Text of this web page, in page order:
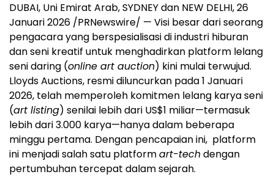
DUBAI, Uni Emirat Arab, SYDNEY dan NEW DELHI, 26
Januari 2026 /PRNewswire/ — Visi besar dari seorang
pengacara yang berspesialisasi di industri hiburan
dan seni kreatif untuk menghadirkan platform lelang
seni daring (online art auction) kini mulai terwujud.
Lloyds Auctions, resmi diluncurkan pada 1 Januari
2026, telah memperoleh komitmen lelang karya seni
(art listing) senilai lebih dari US$1 miliar—termasuk
lebih dari 3.000 karya—hanya dalam beberapa
minggu pertama. Dengan pencapaian ini, platform
ini menjadi salah satu platformart-techdengan
pertumbuhan tercepat dalam sejarah.